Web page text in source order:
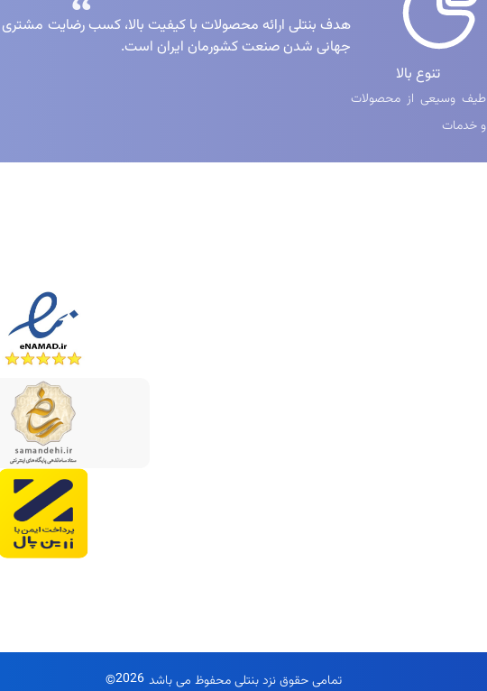
تنوع بالا
طیف وسیعی از محصولات
و خدمات
هدف بنتلی ارائه محصولات با کیفیت بالا، کسب رضایت
جهانی شدن صنعت کشورمان ایران است.
تمامی حقوق نزد بنتلی محفوظ می باشد 2026
©